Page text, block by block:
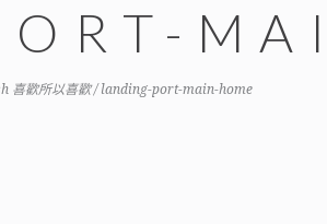
喜歡所以喜歡/landing-port-main-home